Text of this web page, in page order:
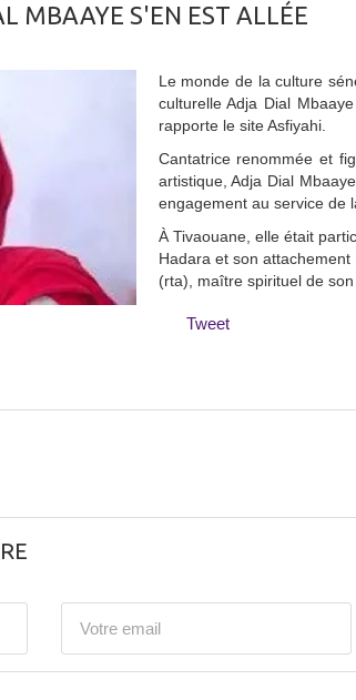
MBAAYE S'EN EST ALLÉE
Le monde de la culture
culturelle Adja Dial
rapporte le site Asfiyahi.
Cantatrice renommée et
artistique, Adja Dial
engagement au service de
À Tivaouane, elle était
Hadara et son
(rta), maître spirituel de
Tweet